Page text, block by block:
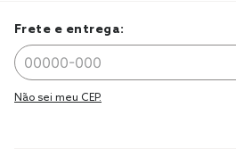
Frete e entrega:
Não sei meu CEP.